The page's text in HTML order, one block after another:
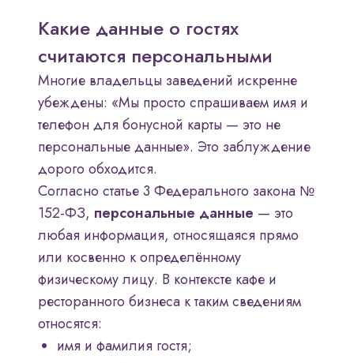
Какие данные о гостях
считаются персональными
Многие владельцы заведений искренне
убеждены: «Мы просто спрашиваем имя и
телефон для бонусной карты — это не
персональные данные». Это заблуждение
дорого обходится.
Согласно статье 3 Федерального закона №
152-ФЗ, персональные данные — это
любая информация, относящаяся прямо
или косвенно к определённому
физическому лицу. В контексте кафе и
ресторанного бизнеса к таким сведениям
относятся:
имя и фамилия гостя;